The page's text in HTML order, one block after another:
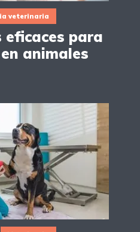
veterinaria
para
animales